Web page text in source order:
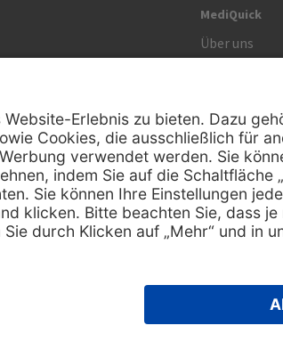
MediQuick
Über uns
Zertifikat